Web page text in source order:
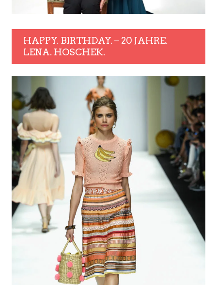
HAPPY. BIRTHDAY. – 20 JAHRE.
LENA. HOSCHEK.